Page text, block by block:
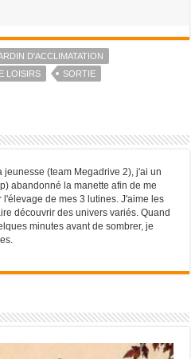
D'ACCLIMATATION
LOISIRS
SORTIE
jeunesse (team Megadrive 2), j'ai un
abandonné la manette afin de me
l'élevage de mes 3 lutines. J'aime les
découvrir des univers variés. Quand
minutes avant de sombrer, je